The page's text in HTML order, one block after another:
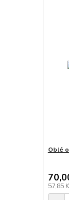
Oblé
57,85